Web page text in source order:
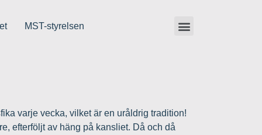
MST-styrelsen
varje vecka, vilket är en uråldrig tradition!
efterföljt av häng på kansliet. Då och då